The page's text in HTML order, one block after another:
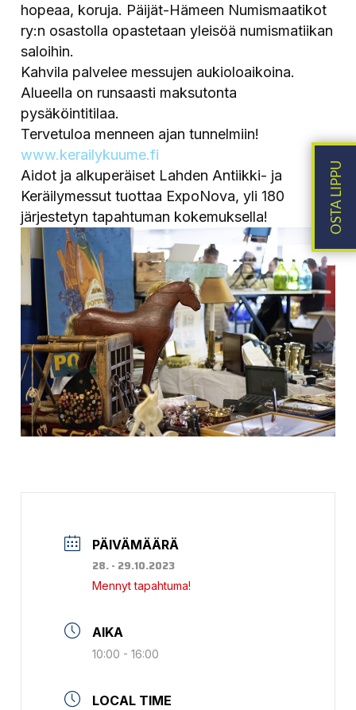
hopeaa, koruja. Päijät-Hämeen Numismaatikot
ry:n osastolla opastetaan yleisöä numismatiikan
saloihin.
Kahvila palvelee messujen aukioloaikoina.
Alueella on runsaasti maksutonta
pysäköintitilaa.
Tervetuloa menneen ajan tunnelmiin!
www.kerailykuume.fi
Aidot ja alkuperäiset Lahden Antiikki- ja
Keräilymessut tuottaa ExpoNova, yli 180
järjestetyn tapahtuman kokemuksella!
PÄIVÄMÄÄRÄ
28. - 29.10.2023
Mennyt tapahtuma!
AIKA
10:00 - 16:00
LOCAL TIME